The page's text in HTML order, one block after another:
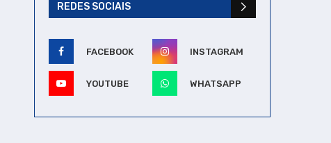
REDES SOCIAIS
FACEBOOK INSTAGRAM
YOUTUBE WHATSAPP